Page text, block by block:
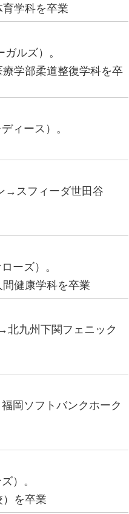
学科を卒業
ルズ）。
療学部柔道整復学科を卒
ィース）。
→スフィーダ世田谷
ーズ）。
間健康学科を卒業
北九州下関フェニック
岡ソフトバンクホーク
）。
を卒業